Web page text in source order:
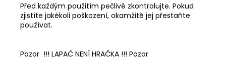
Před každým použitím pečlivě zkontrolujte. Pokud
zjistíte jakékoli poškození, okamžitě jej přestaňte
používat.
Pozor !!! LAPAČ NENÍ HRAČKA !!! Pozor